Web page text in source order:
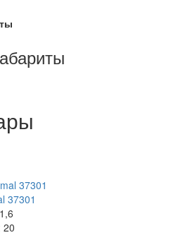
37301
20